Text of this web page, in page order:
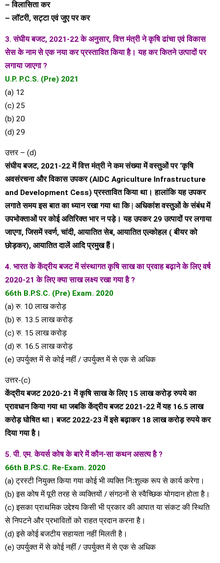
– विलासिता कर
– लॉटरी, सट्टा एवं जुए पर कर
3. संघीय बजट, 2021-22 के अनुसार, वित्त मंत्री ने कृषि ढांचा एवं विकास
सेस के नाम से एक नया कर प्रस्तावित किया है। यह कर कितने उत्पादों पर
लगाया जाएगा ?
U.P. P.C.S. (Pre) 2021
(a) 12
(c) 25
(b) 20
(d) 29
उत्तर – (d)
संघीय बजट, 2021-22 में वित्त मंत्री ने कम संख्या में वस्तुओं पर ‘कृषि
अवसंरचना और विकास उपकर (AIDC Agriculture Infrastructure
and Development Cess) प्रस्तावित किया था। हालांकि यह उपकर
लगाते समय इस बात का ध्यान रखा गया था कि | अधिकांश वस्तुओं के संबंध में
उपभोक्ताओं पर कोई अतिरिक्त भार न पड़े। यह उपकर 29 उत्पादों पर लगाया
जाएगा, जिसमें स्वर्ण, चांदी, आयातित सेब, आयातित एल्कोहल ( बीयर को
छोड़कर), आयातित दालें आदि प्रमुख हैं।
4. भारत के केंद्रीय बजट में संस्थागत कृषि साख का प्रवाह बढ़ाने के लिए वर्ष
2020-21 के लिए क्या साख लक्ष्य रखा गया है ?
66th B.P.S.C. (Pre) Exam. 2020
(a) रु. 10 लाख करोड़
(b) रु. 13.5 लाख करोड़
(c) रु. 15 लाख करोड़
(d) रु. 16.5 लाख करोड़
(e) उपर्युक्त में से कोई नहीं / उपर्युक्त में से एक से अधिक
उत्तर-(c)
केंद्रीय बजट 2020-21 में कृषि साख के लिए 15 लाख करोड़ रुपये का
प्रावधान किया गया था जबकि केंद्रीय बजट 2021-22 में यह 16.5 लाख
करोड़ घोषित था। बजट 2022-23 में इसे बढ़ाकर 18 लाख करोड़ रुपये कर
दिया गया है।
5. पी. एम. केयर्स कोष के बारे में कौन-सा कथन असत्य है ?
66th B.P.S.C. Re-Exam. 2020
(a) ट्रस्टी नियुक्त किया गया कोई भी व्यक्ति निःशुल्क रूप से कार्य करेगा।
(b) इस कोष में पूरी तरह से व्यक्तियों / संगठनों से स्वैच्छिक योगदान होता है।
(c) इसका प्राथमिक उद्देश्य किसी भी प्रकार की आपात या संकट की स्थिति
से निपटने और प्रभावितों को राहत प्रदान करना है।
(d) इसे कोई बजटीय सहायता नहीं मिलती है।
(e) उपर्युक्त में से कोई नहीं / उपर्युक्त में से एक से अधिक